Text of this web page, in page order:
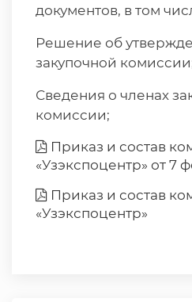
документов, в том
Решение об
закупочной
Сведения о членах
комиссии;
Приказ и состав
«Узэкспоцентр» от 7
Приказ и состав
«Узэкспоцентр»